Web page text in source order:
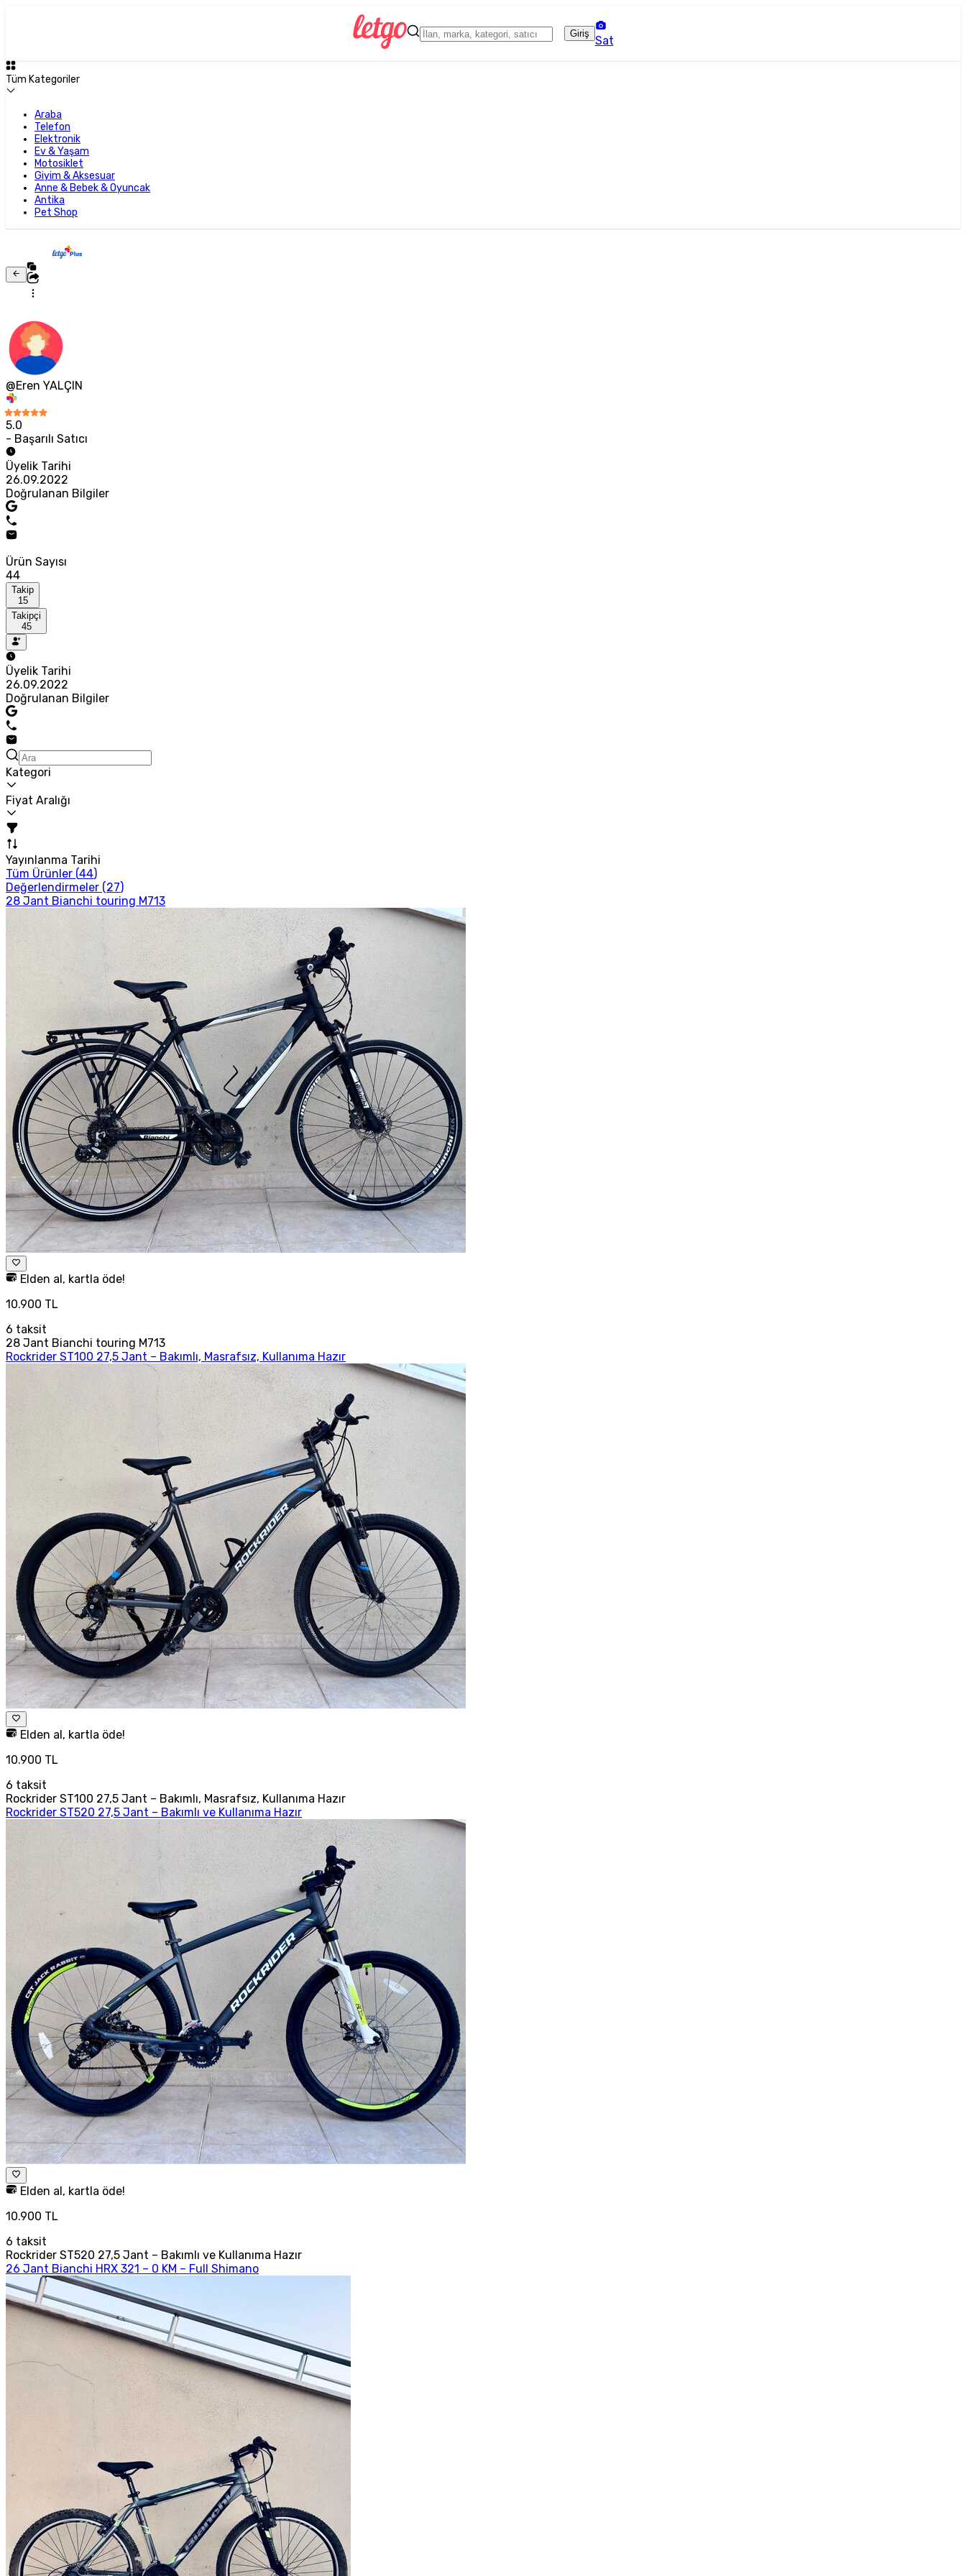
Giriş
Sat
Tüm Kategoriler
Araba
Telefon
Elektronik
Ev & Yaşam
Motosiklet
Giyim & Aksesuar
Anne & Bebek & Oyuncak
Antika
Pet Shop
@Eren YALÇIN
5.0
- Başarılı Satıcı
Üyelik Tarihi
26.09.2022
Doğrulanan Bilgiler
Ürün Sayısı
44
Takip
15
Takipçi
45
Üyelik Tarihi
26.09.2022
Doğrulanan Bilgiler
Kategori
Fiyat Aralığı
Yayınlanma Tarihi
Tüm Ürünler (44)
Değerlendirmeler (27)
28 Jant Bianchi touring M713
Elden al, kartla öde!
10.900 TL
6 taksit
28 Jant Bianchi touring M713
Rockrider ST100 27,5 Jant – Bakımlı, Masrafsız, Kullanıma Hazır
Elden al, kartla öde!
10.900 TL
6 taksit
Rockrider ST100 27,5 Jant – Bakımlı, Masrafsız, Kullanıma Hazır
Rockrider ST520 27,5 Jant – Bakımlı ve Kullanıma Hazır
Elden al, kartla öde!
10.900 TL
6 taksit
Rockrider ST520 27,5 Jant – Bakımlı ve Kullanıma Hazır
26 Jant Bianchi HRX 321 – 0 KM – Full Shimano